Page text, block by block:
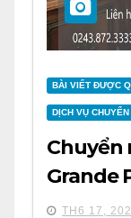
BÀI VIẾT ĐƯỢC
DỊCH VỤ CHUYỂN
Chuyển
Grande
TH6 17,